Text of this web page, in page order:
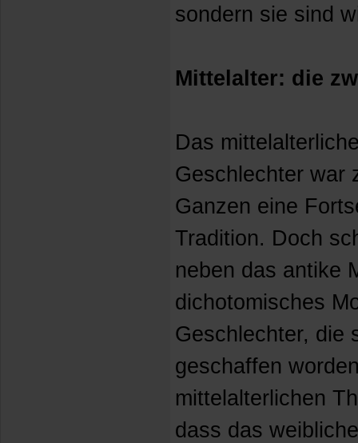
sondern sie sind
Mittelalter: die
Das
Geschlechter war
Ganzen eine
Tradition. Doch
neben das antike
dichotomisches
Geschlechter, die
geschaffen
mittelalterlichen
dass das